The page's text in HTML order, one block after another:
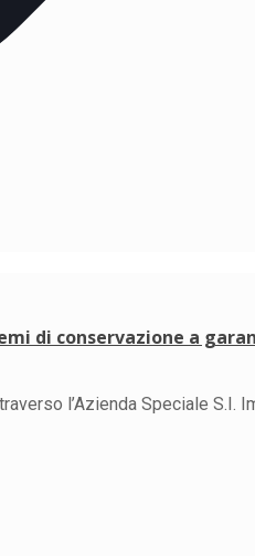
di conservazione a
l’Azienda Speciale S.I.